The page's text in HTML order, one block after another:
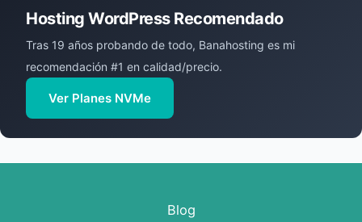
Hosting WordPress Recomendado
Tras 19 años probando de todo, Banahosting es mi
recomendación #1 en calidad/precio.
Ver Planes NVMe
Blog